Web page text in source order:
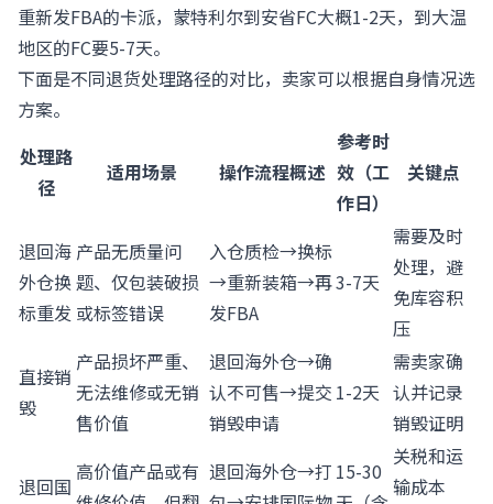
重新发FBA的卡派，蒙特利尔到安省FC大概1-2天，到大温
地区的FC要5-7天。
下面是不同退货处理路径的对比，卖家可以根据自身情况选
方案。
处理路
径
适用场景 操作流程概述
参考时
效（工
作日）
关键点
退回海
外仓换
标重发
产品无质量问
题、仅包装破损
或标签错误
入仓质检→换标
→重新装箱→再
发FBA
3-7天
需要及时
处理，避
免库容积
压
直接销
毁
产品损坏严重、
无法维修或无销
售价值
退回海外仓→确
认不可售→提交
销毁申请
1-2天
需卖家确
认并记录
销毁证明
退回国
高价值产品或有 退回海外仓→打 15-30
关税和运
输成本